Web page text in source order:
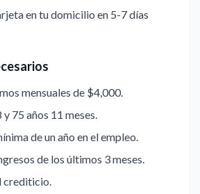
en tu domicilio en 5-7 días
mensuales de $4,000.
75 años 11 meses.
de un año en el empleo.
de los últimos 3 meses.
crediticio.